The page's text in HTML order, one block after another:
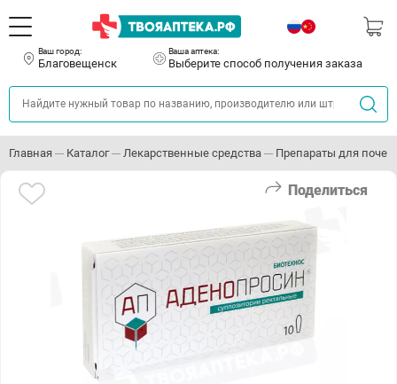
Ваш город:
Благовещенск
Ваша аптека:
Выберите способ получения заказа
Главная Каталог Лекарственные средства Препараты для
Поделиться